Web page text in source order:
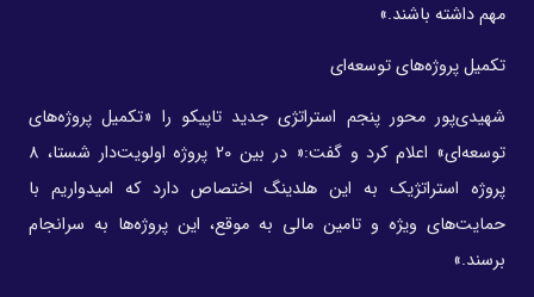
مهم داشته باشند.»
تکمیل پروژه‌های توسعه‌ای
شهیدی‌پور محور پنجم استراتژی جدید تاپیکو را «تکمیل پروژه‌های
توسعه‌ای» اعلام کرد و گفت:« در بین 20 پروژه اولویت‌دار شستا، 8
پروژه استراتژیک به این هلدینگ اختصاص دارد که امیدواریم با
حمایت‌های ویژه و تامین مالی به موقع، این پروژه‌ها به سرانجام
برسند.»